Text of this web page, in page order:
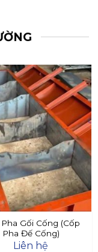
Gối Cống (Cốp
Pha Đế Cống)
Liên hệ